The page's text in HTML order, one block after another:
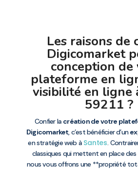
Les raisons de
Digicomarket
conception
plateforme en
visibilité en ligne
59211 ?
Confier la création de votre
Digicomarket, c’est bénéficier d’un
en stratégie web à Santes.
classiques qui mettent en place
nous vous offrons une **propriété